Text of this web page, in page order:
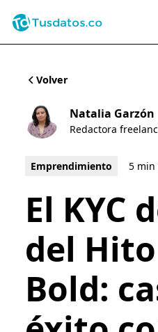
Volver
Natalia Garzón
Redactora
Emprendimiento 5 min
El KYC
del
Bold: